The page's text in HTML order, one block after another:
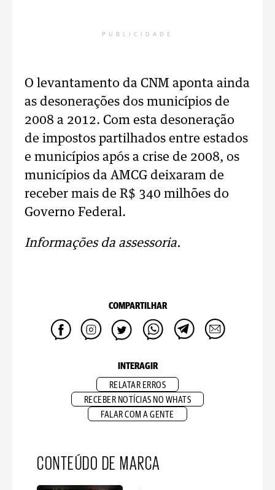
PUBLICIDADE
O levantamento da CNM aponta ainda
as desonerações dos municípios de
2008 a 2012. Com esta desoneração
de impostos partilhados entre estados
e municípios após a crise de 2008, os
municípios da AMCG deixaram de
receber mais de R$ 340 milhões do
Governo Federal.
Informações da assessoria.
COMPARTILHAR
INTERAGIR
RELATAR ERROS
RECEBER NOTÍCIAS NO WHATS
FALAR COM A GENTE
CONTEÚDO DE MARCA